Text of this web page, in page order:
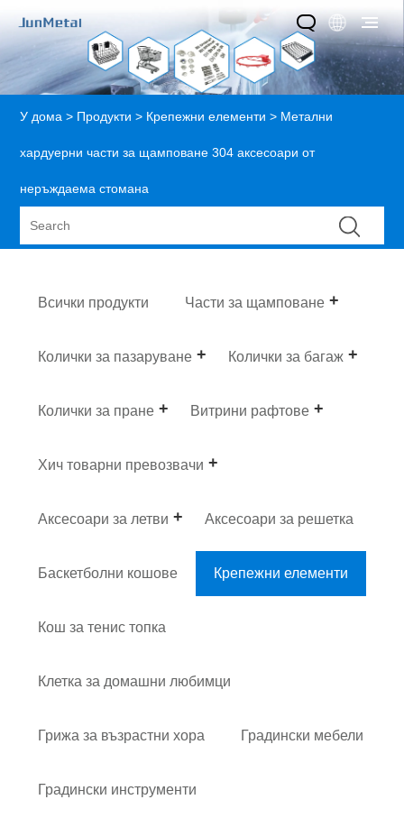
У дома > Продукти > Крепежни елементи > Метални
хардуерни части за щамповане 304 аксесоари от
неръждаема стомана
Всички продукти Части за щамповане
Колички за пазаруване Колички за багаж
Колички за пране Витрини рафтове
Хич товарни превозвачи
Аксесоари за летви Аксесоари за решетка
Баскетболни кошове Крепежни елементи
Кош за тенис топка
Клетка за домашни любимци
Грижа за възрастни хора Градински мебели
Градински инструменти